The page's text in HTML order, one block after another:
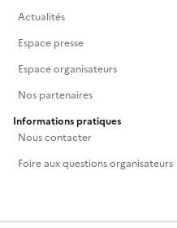
Actualités
Espace presse
Espace organisateurs
Nos partenaires
Informations pratiques
Nous contacter
Foire aux questions organisateurs